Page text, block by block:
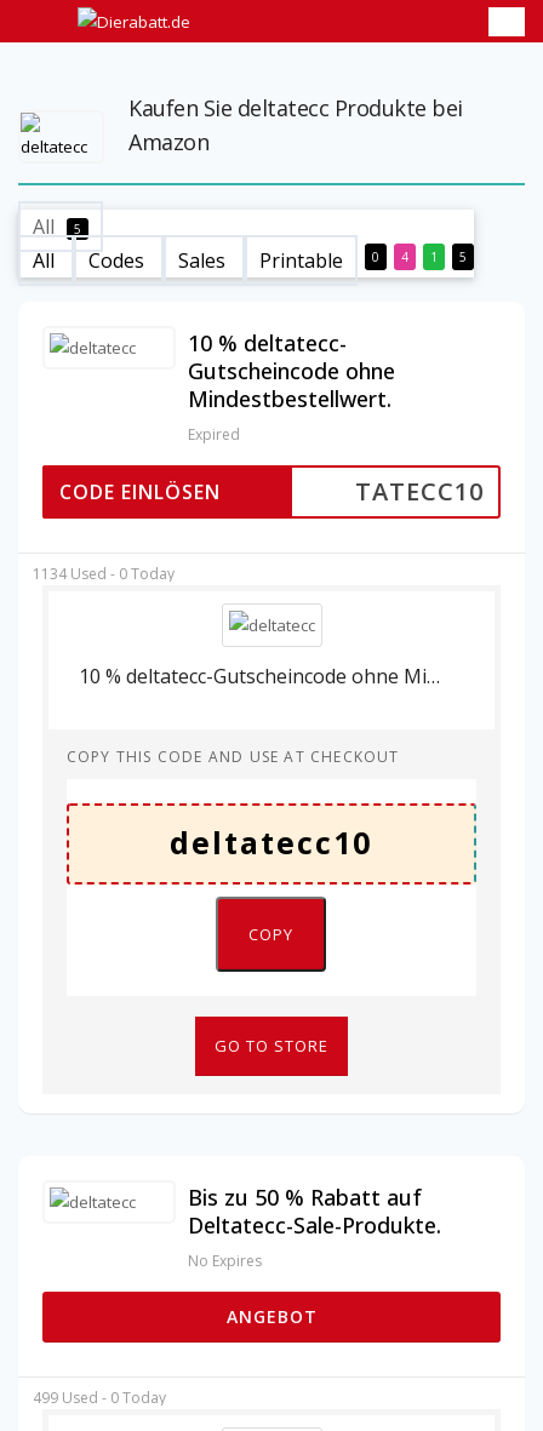
Kaufen Sie deltatecc Produkte bei
Amazon
All 5
All 5
Codes 1
Sales 4
Printable 0
10 % deltatecc-
Gutscheincode ohne
Mindestbestellwert.
Expired
TATECC10
CODE EINLÖSEN
1134 Used - 0 Today
10 % deltatecc-Gutscheincode ohne Mindestbestellwert.
COPY THIS CODE AND USE AT CHECKOUT
COPY
GO TO STORE
Bis zu 50 % Rabatt auf
Deltatecc-Sale-Produkte.
No Expires
ANGEBOT
499 Used - 0 Today